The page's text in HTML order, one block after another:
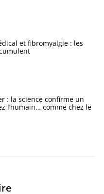
et fibromyalgie : les
: la science confirme un
l’humain… comme chez le